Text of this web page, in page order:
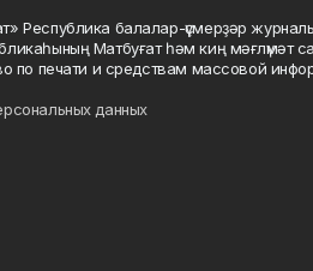
Республика балалар-үҫмерҙәр
Матбуғат һәм киң мәғлүмәт
по печати и средствам массовой
данных